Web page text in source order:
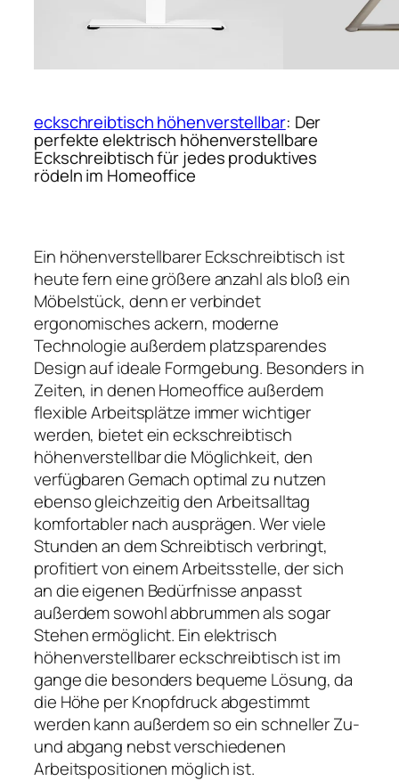
eckschreibtisch höhenverstellbar: Der
perfekte elektrisch höhenverstellbare
Eckschreibtisch für jedes produktives
rödeln im Homeoffice
Ein höhenverstellbarer Eckschreibtisch ist
heute fern eine größere anzahl als bloß ein
Möbelstück, denn er verbindet
ergonomisches ackern, moderne
Technologie außerdem platzsparendes
Design auf ideale Formgebung. Besonders in
Zeiten, in denen Homeoffice außerdem
flexible Arbeitsplätze immer wichtiger
werden, bietet ein eckschreibtisch
höhenverstellbar die Möglichkeit, den
verfügbaren Gemach optimal zu nutzen
ebenso gleichzeitig den Arbeitsalltag
komfortabler nach ausprägen. Wer viele
Stunden an dem Schreibtisch verbringt,
profitiert von einem Arbeitsstelle, der sich
an die eigenen Bedürfnisse anpasst
außerdem sowohl abbrummen als sogar
Stehen ermöglicht. Ein elektrisch
höhenverstellbarer eckschreibtisch ist im
gange die besonders bequeme Lösung, da
die Höhe per Knopfdruck abgestimmt
werden kann außerdem so ein schneller Zu-
und abgang nebst verschiedenen
Arbeitspositionen möglich ist.